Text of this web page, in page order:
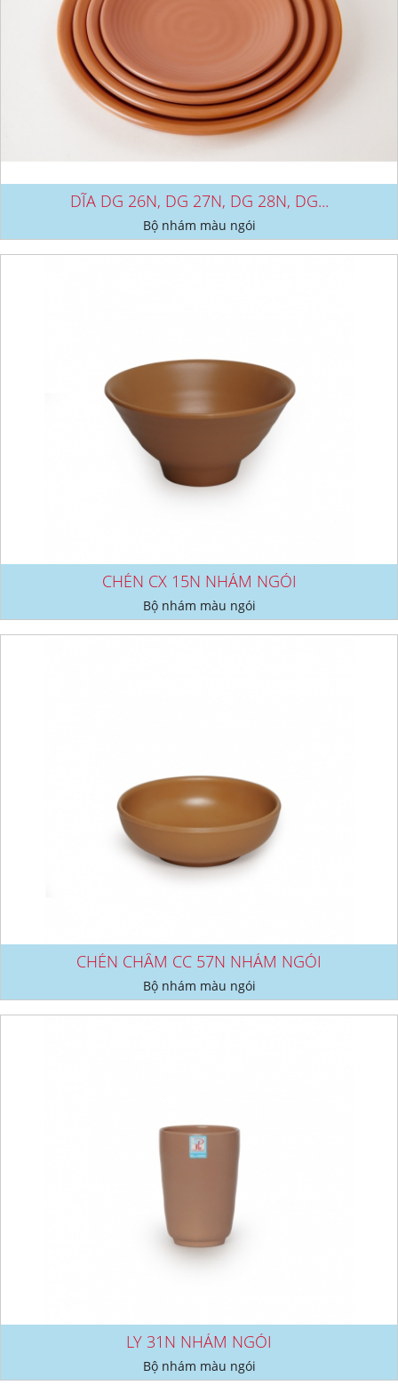
DĨA DG 26N, DG 27N, DG 28N, DG...
Bộ nhám màu ngói
CHÉN CX 15N NHÁM NGÓI
Bộ nhám màu ngói
CHÉN CHÂM CC 57N NHÁM NGÓI
Bộ nhám màu ngói
LY 31N NHÁM NGÓI
Bộ nhám màu ngói